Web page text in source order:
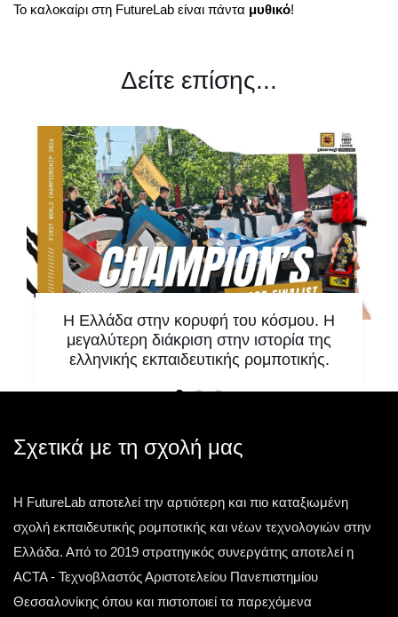
Το καλοκαίρι στη FutureLab είναι πάντα μυθικό!
Δείτε επίσης...
Η Ελλάδα στην κορυφή του κόσμου. Η
μεγαλύτερη διάκριση στην ιστορία της
ελληνικής εκπαιδευτικής ρομποτικής.
Υπάρχουν στιγμές που δεν αποτελούν απλώς
αλλάζουν την ιστορία. Μία τέτοια στιγμή έζησε η
Σχετικά με τη σχολή μας
Η FutureLab αποτελεί την αρτιότερη και πιο καταξιωμένη
σχολή εκπαιδευτικής ρομποτικής και νέων τεχνολογιών στην
Ελλάδα. Από το 2019 στρατηγικός συνεργάτης αποτελεί η
ACTA - Τεχνοβλαστός Αριστοτελείου Πανεπιστημίου
Θεσσαλονίκης όπου και πιστοποιεί τα παρεχόμενα